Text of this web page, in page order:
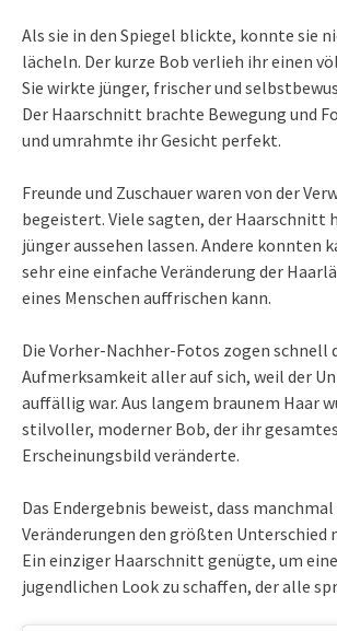
Als sie in den Spiegel blickte, konnte sie
lächeln. Der kurze Bob verlieh ihr einen
Sie wirkte jünger, frischer und
Der Haarschnitt brachte Bewegung und
und umrahmte ihr Gesicht perfekt.
Freunde und Zuschauer waren von der
begeistert. Viele sagten, der Haarschnitt
jünger aussehen lassen. Andere konnten
sehr eine einfache Veränderung der
eines Menschen auffrischen kann.
Die Vorher-Nachher-Fotos zogen schnell
Aufmerksamkeit aller auf sich, weil der
auffällig war. Aus langem braunem Haar
stilvoller, moderner Bob, der ihr gesamtes
Erscheinungsbild veränderte.
Das Endergebnis beweist, dass
Veränderungen den größten Unterschied
Ein einziger Haarschnitt genügte, um
jugendlichen Look zu schaffen, der alle